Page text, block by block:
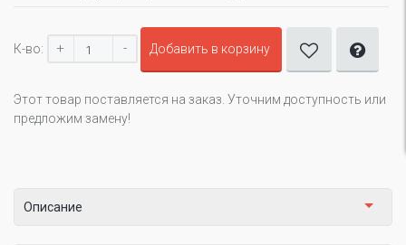
К-во: + - Добавить в корзину
Этот товар поставляется на заказ. Уточним доступность или
предложим замену!
Описание